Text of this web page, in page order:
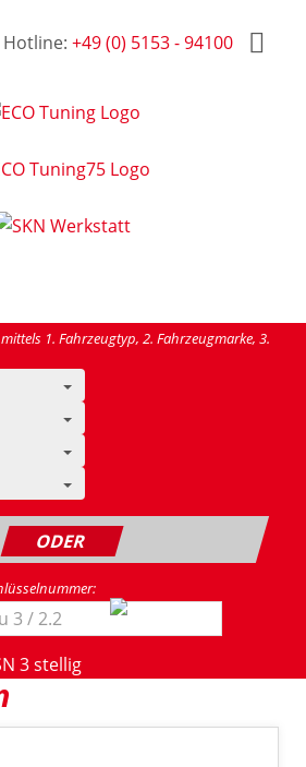
Hotline:+49 (0) 5153 - 94100
1. Fahrzeugtyp, 2. Fahrzeugmarke, 3.
ODER
3 stellig